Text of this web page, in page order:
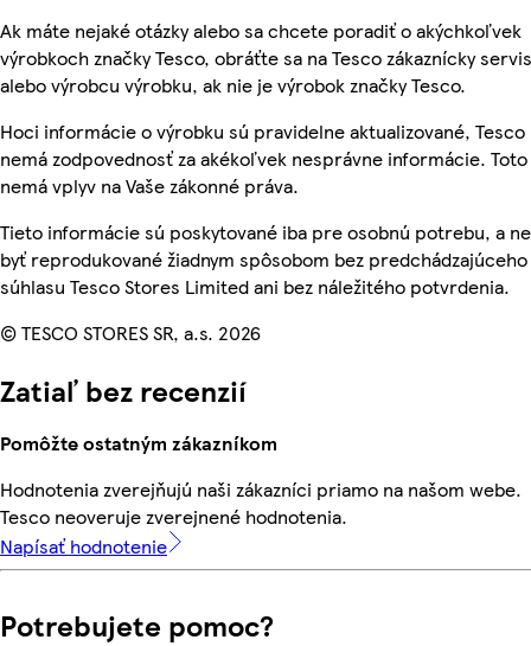
Ak máte nejaké otázky alebo sa chcete poradiť o akýchkoľvek
výrobkoch značky Tesco, obráťte sa na Tesco zákaznícky
alebo výrobcu výrobku, ak nie je výrobok značky Tesco.
Hoci informácie o výrobku sú pravidelne aktualizované, Tesco
nemá zodpovednosť za akékoľvek nesprávne informácie. Toto
nemá vplyv na Vaše zákonné práva.
Tieto informácie sú poskytované iba pre osobnú potrebu, a
byť reprodukované žiadnym spôsobom bez predchádzajúceho
súhlasu Tesco Stores Limited ani bez náležitého potvrdenia.
© TESCO STORES SR, a.s. 2026
Zatiaľ bez recenzií
Pomôžte ostatným zákazníkom
Hodnotenia zverejňujú naši zákazníci priamo na našom webe.
Tesco neoveruje zverejnené hodnotenia.
Napísať hodnotenie
Potrebujete pomoc?